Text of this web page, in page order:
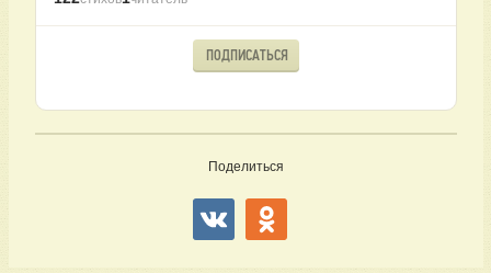
ПОДПИСАТЬСЯ
Поделиться